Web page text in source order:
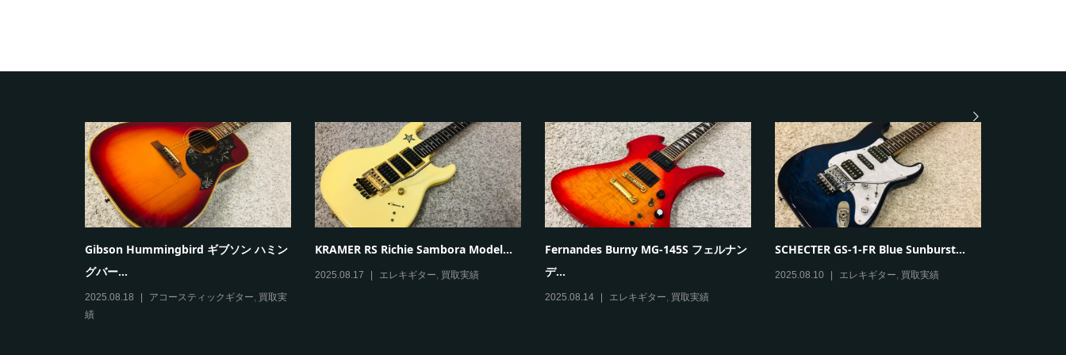
Gibson Hummingbird ギブソン ハミン
グバー...
2025.08.18 アコースティックギター, 買取実
績
KRAMER RS Richie Sambora Model...
2025.08.17 エレキギター, 買取実績
Fernandes Burny MG-145S フェルナン
デ...
2025.08.14 エレキギター, 買取実績
SCHECTER GS-1-FR Blue Sunburst...
2025.08.10 エレキギター, 買取実績